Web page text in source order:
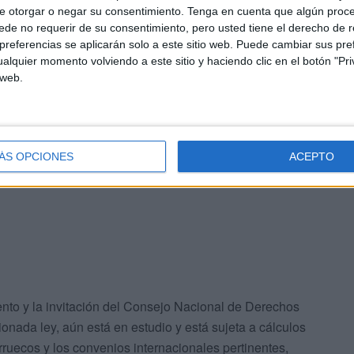
otorgar o negar su consentimiento. Tenga en cuenta que algún
no requerir de su consentimiento, pero usted tiene el derecho de
se aplicarán solo a este sitio web. Puede cambiar sus
momento volviendo a este sitio y haciendo clic en el botón
OPCIONES ACEPTO
afirmó aHespressque "la no promulgación de
en los logros alcanzados por Marruecos en el
medio de importantes cambios internos y externos
inmigrantes".
de un país de tránsito a un país de acogida
de refugiado, y a pesar de adoptar un enfoque
Unidas para los Refugiados en Rabat, el proceso
solicitudes en todas las ciudades y regiones".
y la invitación del Consejo Nacional de Derechos
ley, aún está en estudio y está sujeta a cálculos
y los convenios internacionales pertinentes,